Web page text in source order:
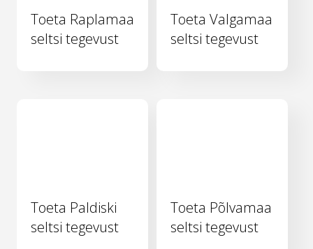
Toeta Raplamaa
seltsi tegevust
Toeta Valgamaa
seltsi tegevust
Toeta Paldiski
seltsi tegevust
Toeta Põlvamaa
seltsi tegevust